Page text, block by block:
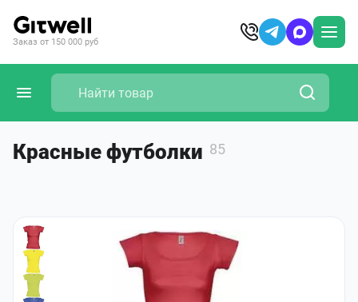
Заказ от 150 000 руб
Красные футболки 85